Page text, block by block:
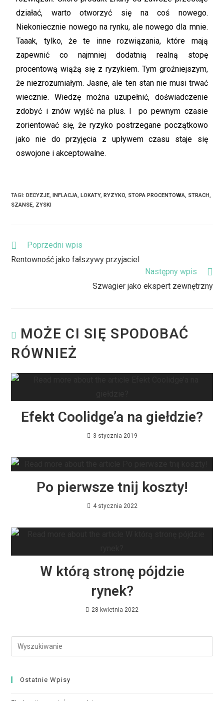
działać, warto otworzyć się na coś nowego.
Niekoniecznie nowego na rynku, ale nowego dla mnie.
Taaak, tylko, że te inne rozwiązania, które mają
zapewnić co najmniej dodatnią realną stopę
procentową wiążą się z ryzykiem. Tym groźniejszym,
że niezrozumiałym. Jasne, ale ten stan nie musi trwać
wiecznie. Wiedzę można uzupełnić, doświadczenie
zdobyć i znów wyjść na plus. I po pewnym czasie
zorientować się, że ryzyko postrzegane początkowo
jako nie do przyjęcia z upływem czasu staje się
oswojone i akceptowalne.
TAGI:DECYZJE, INFLACJA, LOKATY, RYZYKO, STOPA PROCENTOWA, STRACH,
SZANSE, ZYSKI
Poprzedni wpis
Rentowność jako fałszywy przyjaciel
Następny wpis
Szwagier jako ekspert zewnętrzny
MOŻE CI SIĘ SPODOBAĆ
RÓWNIEŻ
Efekt Coolidge’a na giełdzie?
3 stycznia 2019
Po pierwsze tnij koszty!
4 stycznia 2022
W którą stronę pójdzie
rynek?
28 kwietnia 2022
Ostatnie Wpisy